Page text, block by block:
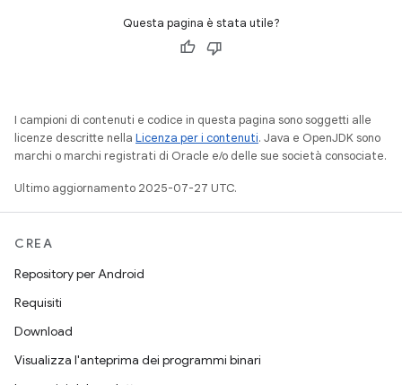
Questa pagina è stata utile?
I campioni di contenuti e codice in questa pagina sono soggetti alle
licenze descritte nella Licenza per i contenuti. Java e OpenJDK sono
marchi o marchi registrati di Oracle e/o delle sue società consociate.
Ultimo aggiornamento 2025-07-27 UTC.
CREA
Repository per Android
Requisiti
Download
Visualizza l'anteprima dei programmi binari